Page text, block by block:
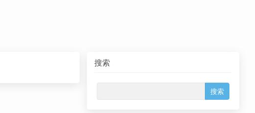
搜索